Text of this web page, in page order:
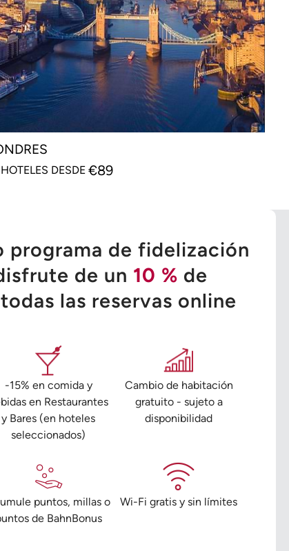
DESDE €89
programa de fidelización
de un 10 % de
las reservas online
-15% en comida y
en Restaurantes
y Bares (en hoteles
seleccionados)
Cambio de habitación
gratuito - sujeto a
disponibilidad
puntos, millas o
de BahnBonus
Wi-Fi gratis y sin límites